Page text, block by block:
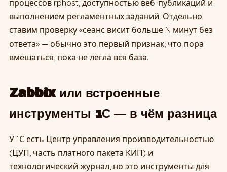
процессов rphost, доступностью веб-публикаций и
выполнением регламентных заданий. Отдельно
ставим проверку «сеанс висит больше N минут без
ответа» — обычно это первый признак, что пора
вмешаться, пока не легла вся база.
Zabbix или встроенные
инструменты 1С — в чём разница
У 1С есть Центр управления производительностью
(ЦУП, часть платного пакета КИП) и
технологический журнал, но это инструменты для